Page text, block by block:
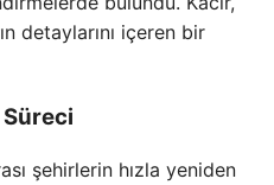
detaylarını içeren bir
Süreci
şehirlerin hızla yeniden